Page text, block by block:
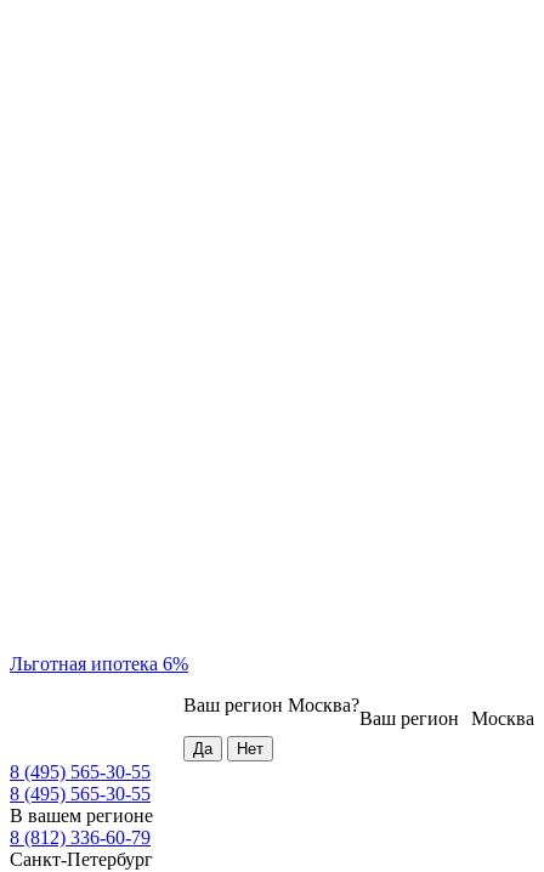
Льготная ипотека 6%
Москва
Ваш регион
Ваш регион Москва?
8 (495) 565-30-55
8 (495) 565-30-55
В вашем регионе
8 (812) 336-60-79
Санкт-Петербург